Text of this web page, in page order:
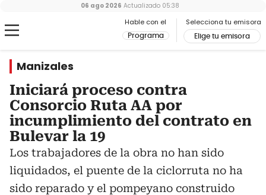
Hable con el
Programa
Selecciona tu emisora
Elige tu emisora
06 ago 2026 Actualizado 05:38
Manizales
Iniciará proceso contra
Consorcio Ruta AA por
incumplimiento del contrato en
Bulevar la 19
Los trabajadores de la obra no han sido
liquidados, el puente de la ciclorruta no ha
sido reparado y el pompeyano construido